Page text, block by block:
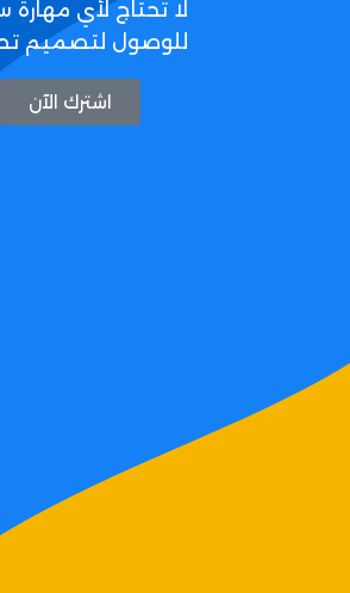
لا تحتاج لأي مهارة
للوصول لتصميم
اشترك الآن